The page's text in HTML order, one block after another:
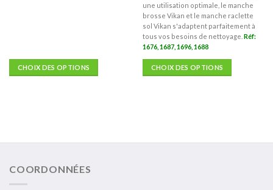
CHOIX DES OPTIONS
Les
peuvent
être
une utilisation optimale, le manche
brosse Vikan et le manche raclette
sol Vikan s'adaptent parfaitement à
tous vos besoins de nettoyage. Réf:
1676, 1687, 1696, 1688
CHOIX DES OPTIONS
Les
COORDONNÉES